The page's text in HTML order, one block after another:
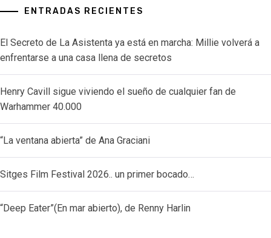
ENTRADAS RECIENTES
El Secreto de La Asistenta ya está en marcha: Millie volverá a
enfrentarse a una casa llena de secretos
Henry Cavill sigue viviendo el sueño de cualquier fan de
Warhammer 40.000
“La ventana abierta” de Ana Graciani
Sitges Film Festival 2026.. un primer bocado…
“Deep Eater”(En mar abierto), de Renny Harlin